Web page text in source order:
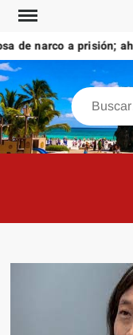
Saltar
contenido
narco a prisión;
Buscar